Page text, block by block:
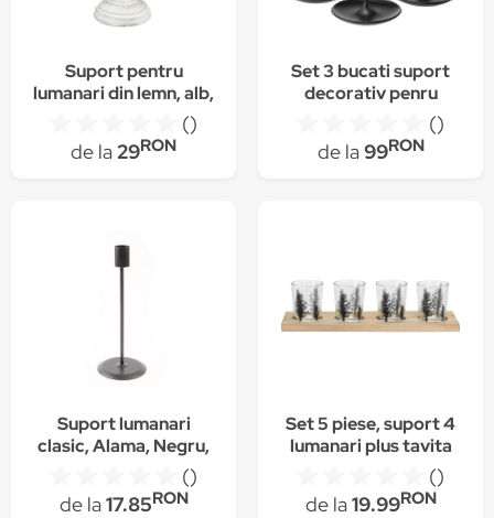
Suport pentru
lumanari din lemn, alb,
()
de la29RON
Set 3 bucati suport
decorativ penru
lumanare tip sfesnic ,
negru, inaltime
10/15/20 cm
()
de la99RON
Suport lumanari
clasic, Alama, Negru,
()
de la17.85RON
Set 5 piese, suport 4
lumanari plus tavita
()
de la19.99RON